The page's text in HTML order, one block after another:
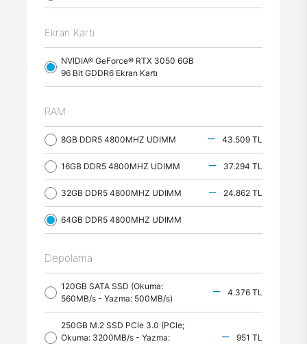
Ekran Kartı
NVIDIA® GeForce® RTX 3050 6GB
96 Bit GDDR6 Ekran Kartı
RAM
8GB DDR5 4800MHZ UDIMM 43.509 TL
16GB DDR5 4800MHZ UDIMM 37.294 TL
32GB DDR5 4800MHZ UDIMM 24.862 TL
64GB DDR5 4800MHZ UDIMM
Depolama
120GB SATA SSD (Okuma:
560MB/s - Yazma: 500MB/s)
4.376 TL
250GB M.2 SSD PCle 3.0 (PCle;
Okuma: 3200MB/s - Yazma:
951 TL